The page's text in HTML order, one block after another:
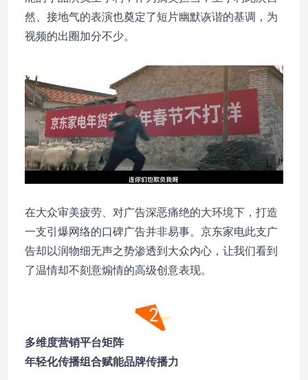
然、接地气的表演也奠定了短片幽默诙谐的基调，为
视频的出圈加分不少。
在大众审美疲劳、对广告深恶痛绝的大环境下，打造
一支引爆网络的口碑广告并非易事。京东家电此支广
告却以润物细无声之势渗透到大众内心，让我们看到
了温情却不刻意煽情的高级创意表现。
多维度营销平台矩阵
年轻化传播组合赋能品牌传播力